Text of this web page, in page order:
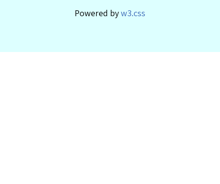
Powered byw3.css